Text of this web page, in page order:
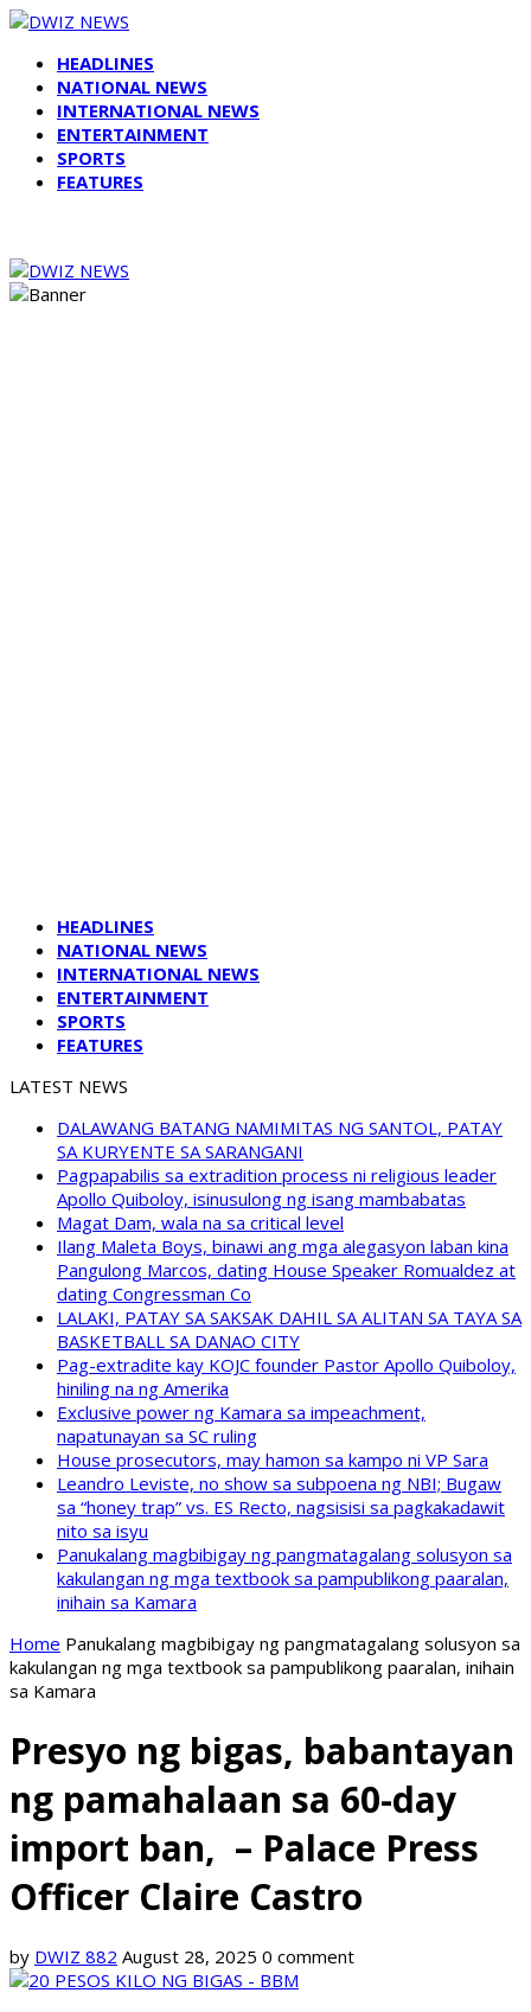
HEADLINES
NATIONAL NEWS
INTERNATIONAL NEWS
ENTERTAINMENT
SPORTS
FEATURES
HEADLINES
NATIONAL NEWS
INTERNATIONAL NEWS
ENTERTAINMENT
SPORTS
FEATURES
LATEST NEWS
DALAWANG BATANG NAMIMITAS NG SANTOL, PATAY
SA KURYENTE SA SARANGANI
Pagpapabilis sa extradition process ni religious leader
Apollo Quiboloy, isinusulong ng isang mambabatas
Magat Dam, wala na sa critical level
Ilang Maleta Boys, binawi ang mga alegasyon laban kina
Pangulong Marcos, dating House Speaker Romualdez at
dating Congressman Co
LALAKI, PATAY SA SAKSAK DAHIL SA ALITAN SA TAYA SA
BASKETBALL SA DANAO CITY
Pag-extradite kay KOJC founder Pastor Apollo Quiboloy,
hiniling na ng Amerika
Exclusive power ng Kamara sa impeachment,
napatunayan sa SC ruling
House prosecutors, may hamon sa kampo ni VP Sara
Leandro Leviste, no show sa subpoena ng NBI; Bugaw
sa “honey trap” vs. ES Recto, nagsisisi sa pagkakadawit
nito sa isyu
Panukalang magbibigay ng pangmatagalang solusyon sa
kakulangan ng mga textbook sa pampublikong paaralan,
inihain sa Kamara
Home Panukalang magbibigay ng pangmatagalang solusyon sa
kakulangan ng mga textbook sa pampublikong paaralan, inihain
sa Kamara
Presyo ng bigas, babantayan
ng pamahalaan sa 60-day
import ban, – Palace Press
Officer Claire Castro
by DWIZ 882 August 28, 2025 0 comment